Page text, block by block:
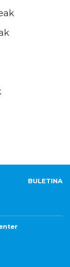
BULETINA